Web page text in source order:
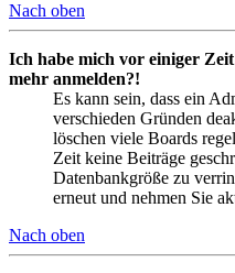
Nach oben
Ich habe mich vor einiger
mehr anmelden?!
Es kann sein, dass ein
verschieden Gründen
löschen viele Boards
Zeit keine Beiträge
Datenbankgröße zu
erneut und nehmen Sie
Nach oben